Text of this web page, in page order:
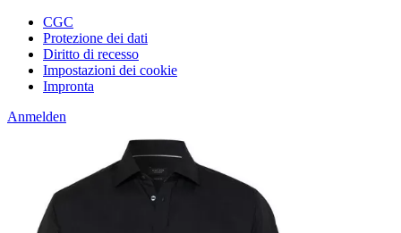
CGC
Protezione dei dati
Diritto di recesso
Impostazioni dei cookie
Impronta
Anmelden